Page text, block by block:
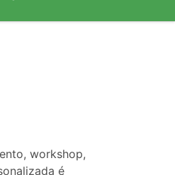
workshop,
é